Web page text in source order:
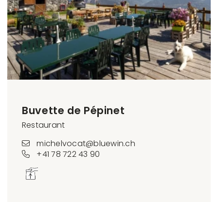
Buvette de Pépinet
Restaurant
michelvocat@bluewin.ch
+41 78 722 43 90